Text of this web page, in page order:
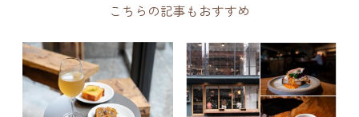
こちらの記事もおすすめ